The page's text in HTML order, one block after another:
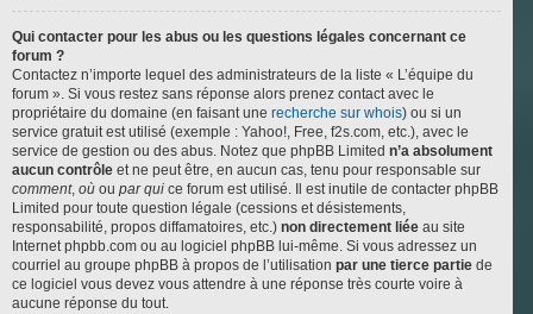
Qui contacter pour les abus ou les questions légales concernant ce
forum ?
Contactez n’importe lequel des administrateurs de la liste « L’équipe du
forum ». Si vous restez sans réponse alors prenez contact avec le
propriétaire du domaine (en faisant une recherche sur whois) ou si un
service gratuit est utilisé (exemple : Yahoo!, Free, f2s.com, etc.), avec le
service de gestion ou des abus. Notez que phpBB Limited n’a absolument
aucun contrôle et ne peut être, en aucun cas, tenu pour responsable sur
comment, où ou par qui ce forum est utilisé. Il est inutile de contacter phpBB
Limited pour toute question légale (cessions et désistements,
responsabilité, propos diffamatoires, etc.) non directement liée au site
Internet phpbb.com ou au logiciel phpBB lui-même. Si vous adressez un
courriel au groupe phpBB à propos de l’utilisation par une tierce partie de
ce logiciel vous devez vous attendre à une réponse très courte voire à
aucune réponse du tout.